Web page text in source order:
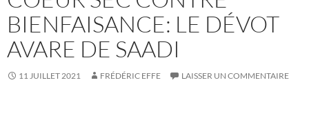
BIENFAISANCE: LE DÉVOT
AVARE DE SAADI
11 JUILLET 2021 FRÉDÉRIC EFFE LAISSER UN COMMENTAIRE